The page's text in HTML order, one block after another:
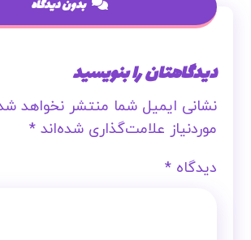
بدون دیدگاه
دیدگاهتان را بنویسید
نشانی ایمیل شما منتشر نخواهد
موردنیاز علامت‌گذاری شده‌اند*
دیدگاه*